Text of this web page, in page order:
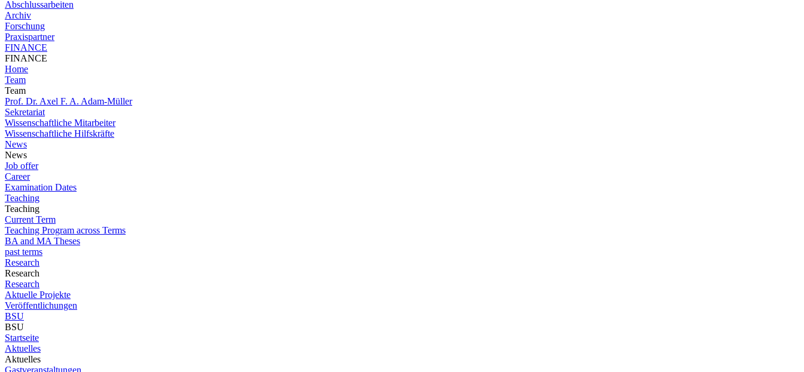
Abschlussarbeiten
Archiv
Forschung
Praxispartner
FINANCE
FINANCE
Home
Team
Team
Prof. Dr. Axel F. A. Adam-Müller
Sekretariat
Wissenschaftliche Mitarbeiter
Wissenschaftliche Hilfskräfte
News
News
Job offer
Career
Examination Dates
Teaching
Teaching
Current Term
Teaching Program across Terms
BA and MA Theses
past terms
Research
Research
Research
Aktuelle Projekte
Veröffentlichungen
BSU
BSU
Startseite
Aktuelles
Aktuelles
Gastveranstaltungen